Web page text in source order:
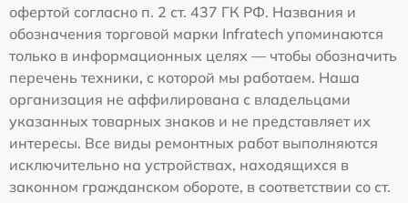
офертой согласно п. 2 ст. 437 ГК РФ. Названия и
обозначения торговой марки Infratech упоминаются
только в информационных целях — чтобы обозначить
перечень техники, с которой мы работаем. Наша
организация не аффилирована с владельцами
указанных товарных знаков и не представляет их
интересы. Все виды ремонтных работ выполняются
исключительно на устройствах, находящихся в
законном гражданском обороте, в соответствии со ст.